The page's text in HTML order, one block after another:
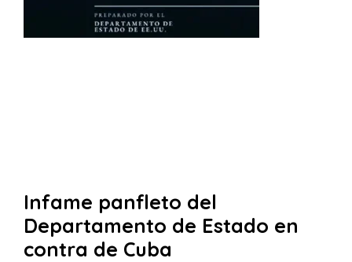
Infame panfleto del
Departamento de Estado en
contra de Cuba